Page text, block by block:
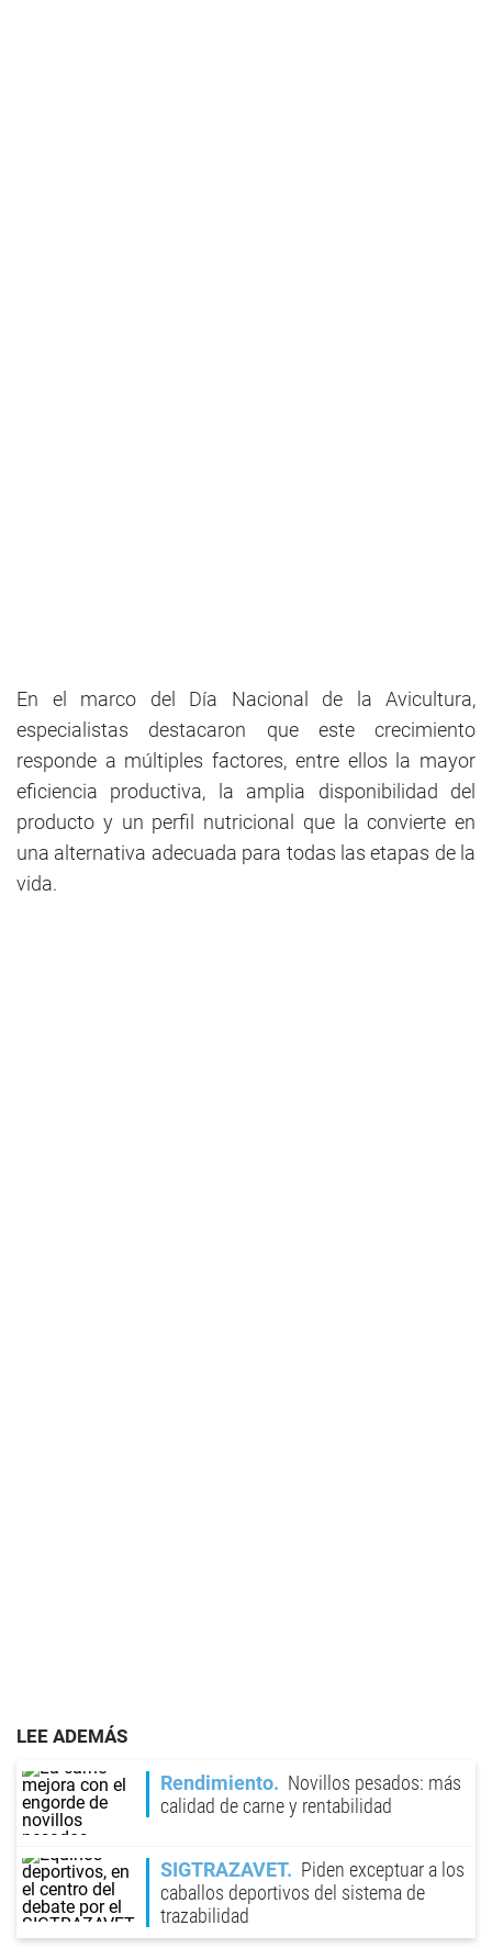
En el marco del Día Nacional de la Avicultura,
especialistas destacaron que este crecimiento
responde a múltiples factores, entre ellos la mayor
eficiencia productiva, la amplia disponibilidad del
producto y un perfil nutricional que la convierte en
una alternativa adecuada para todas las etapas de la
vida.
LEE ADEMÁS
Rendimiento
Novillos pesados: más
calidad de carne y rentabilidad
SIGTRAZAVET
Piden exceptuar a los
caballos deportivos del sistema de
trazabilidad